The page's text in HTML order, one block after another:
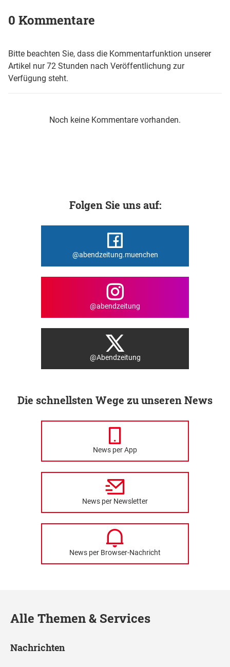
0 Kommentare
Bitte beachten Sie, dass die Kommentarfunktion unserer
Artikel nur 72 Stunden nach Veröffentlichung zur
Verfügung steht.
Noch keine Kommentare vorhanden.
Folgen Sie uns auf:
@abendzeitung.muenchen
@abendzeitung
@Abendzeitung
Die schnellsten Wege zu unseren News
News per App
News per Newsletter
News per Browser-Nachricht
Alle Themen & Services
Nachrichten